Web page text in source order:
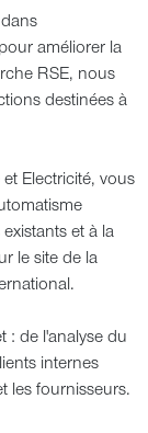
améliorer la
RSE, nous
destinées à
Electricité, vous
et à la
le site de la
: de l'analyse du
internes
les fournisseurs.